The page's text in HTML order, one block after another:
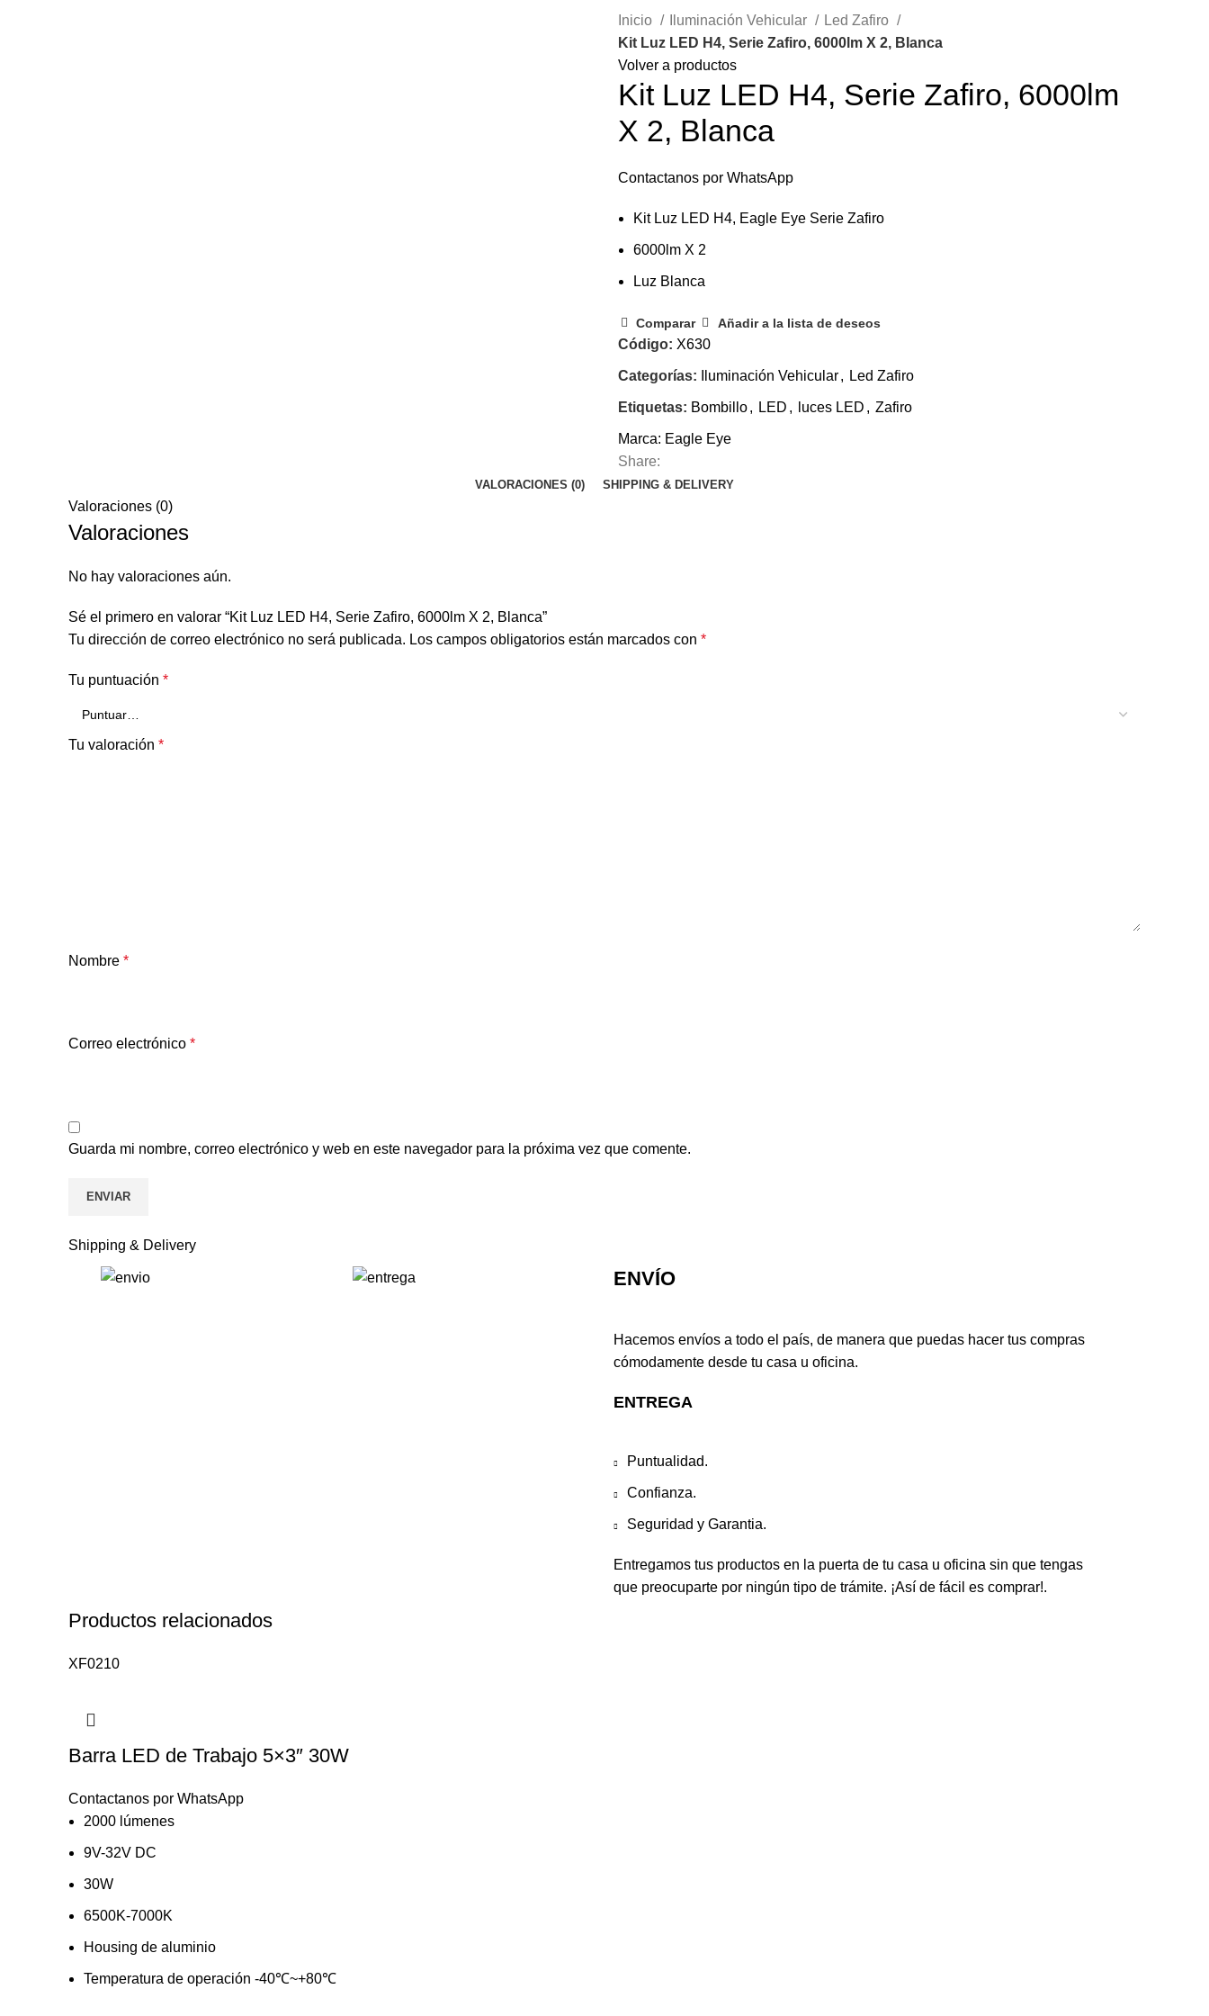
Inicio Iluminación Vehicular
Led Zafiro
Kit Luz LED H4, Serie Zafiro, 6000lm X 2, Blanca
Volver a productos
Kit Luz LED H4, Serie Zafiro, 6000lm
X 2, Blanca
Contactanos por WhatsApp
Kit Luz LED H4, Eagle Eye Serie Zafiro
6000lm X 2
Luz Blanca
Comparar Añadir a la lista de deseos
Código: X630
Categorías: Iluminación Vehicular, Led Zafiro
Etiquetas: Bombillo, LED , luces LED , Zafiro
Marca: Eagle Eye
Share:
VALORACIONES (0) SHIPPING & DELIVERY
Valoraciones (0)
Valoraciones
No hay valoraciones aún.
Sé el primero en valorar “Kit Luz LED H4, Serie Zafiro, 6000lm X 2, Blanca”
Tu dirección de correo electrónico no será publicada. Los campos obligatorios están marcados con *
Tu puntuación *
Tu valoración *
Nombre *
Correo electrónico *
Guarda mi nombre, correo electrónico y web en este navegador para la próxima vez que comente.
Shipping & Delivery
ENVÍO
Hacemos envíos a todo el país, de manera que puedas hacer tus compras
cómodamente desde tu casa u oficina.
ENTREGA
Puntualidad.
Confianza.
Seguridad y Garantia.
Entregamos tus productos en la puerta de tu casa u oficina sin que tengas
que preocuparte por ningún tipo de trámite. ¡Así de fácil es comprar!.
Productos relacionados
XF0210
Barra LED de Trabajo 5×3″ 30W
Contactanos por WhatsApp
2000 lúmenes
9V-32V DC
30W
6500K-7000K
Housing de aluminio
Temperatura de operación -40℃~+80℃